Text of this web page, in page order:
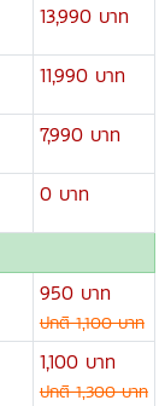
13,990 บาท
11,990 บาท
7,990 บาท
0 บาท
950 บาท
ปกติ 1,100 บาท
1,100 บาท
ปกติ 1,300 บาท